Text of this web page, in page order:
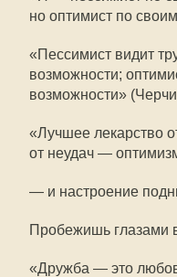
но оптимист по
«Пессимист видит
возможности;
возможности»
«Лучшее лекарство
от неудач —
— и настроение
Пробежишь глазами
«Дружба — это